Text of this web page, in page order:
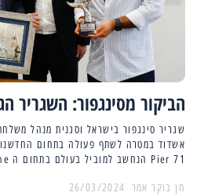
הביקור מסינגפור: השגריר
שגריר סינגפור בישראל וסגנית מנהל
Pier 71 הנחשב למוביל בעולם בתחום ה maritime.
26/03/2024